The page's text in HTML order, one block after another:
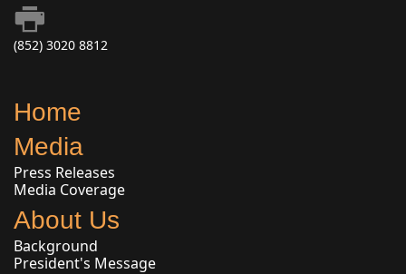
(852) 3020 8812
Home
Media
Press Releases
Media Coverage
About Us
Background
President's Message